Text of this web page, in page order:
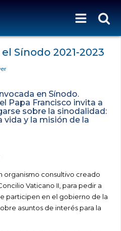
Sínodo 2021-2023
en Sínodo.
Papa Francisco invita a
sobre la sinodalidad:
vida y la misión de la
organismo consultivo creado
Vaticano II, para pedir a
participen en el gobierno de la
asuntos de interés para la